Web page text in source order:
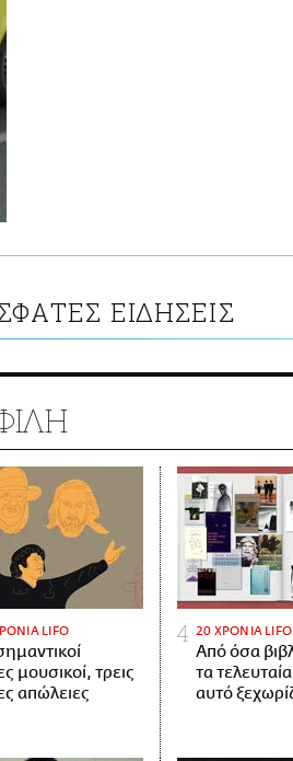
ΕΙΔΗΣΕΙΣ
LIFO
μουσικοί, τρεις
απώλειες
20 ΧΡΟΝΙΑ LIFO
Από όσα
τα
αυτό